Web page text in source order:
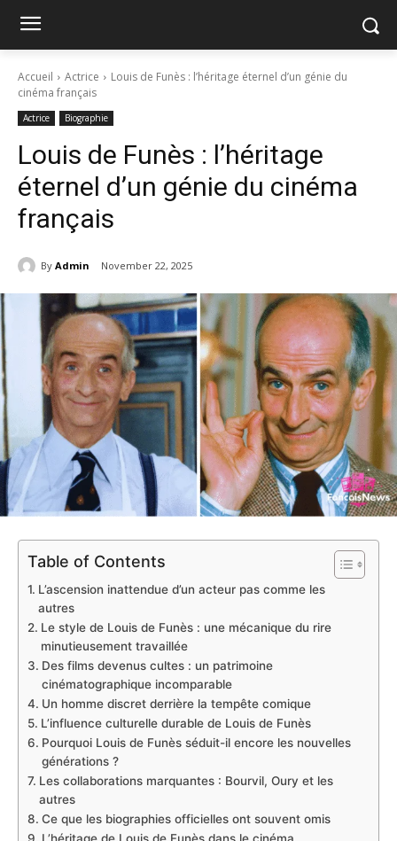
Accueil Actrice
Louis de Funès : l’héritage éternel d’un génie du
cinéma français
Actrice Biographie
Louis de Funès : l’héritage
éternel d’un génie du cinéma
français
By Admin November 22, 2025
Table of Contents
L’ascension inattendue d’un acteur pas comme les
autres
Le style de Louis de Funès : une mécanique du rire
minutieusement travaillée
Des films devenus cultes : un patrimoine
cinématographique incomparable
Un homme discret derrière la tempête comique
L’influence culturelle durable de Louis de Funès
Pourquoi Louis de Funès séduit-il encore les nouvelles
générations ?
Les collaborations marquantes : Bourvil, Oury et les
autres
Ce que les biographies officielles ont souvent omis